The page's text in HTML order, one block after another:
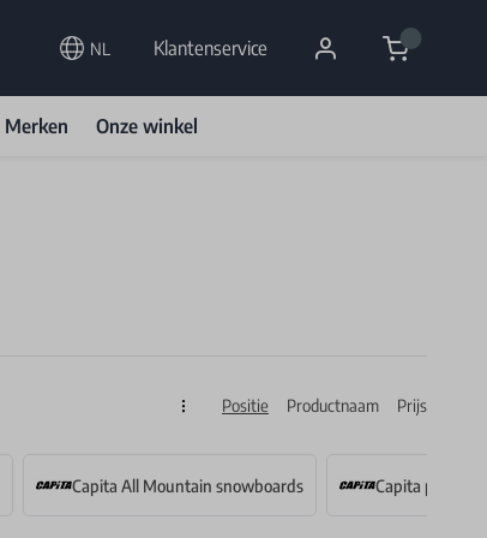
NL Klantenservice Cart
Merken Onze winkel
Sorteren op
Positie Productnaam Prijs
Capita All Mountain snowboards Capita park